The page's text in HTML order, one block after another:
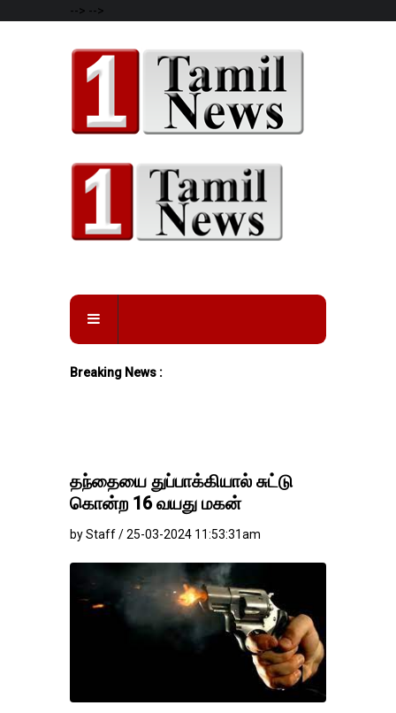
--> -->
Breaking News :
தந்தையை துப்பாக்கியால் சுட்டு
கொன்ற 16 வயது மகன்
by Staff / 25-03-2024 11:53:31am